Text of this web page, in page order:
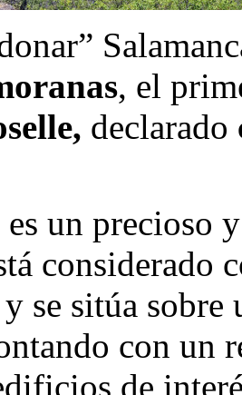
, el
declarado
es un precioso
considerado
y se sitúa sobre
con un
de